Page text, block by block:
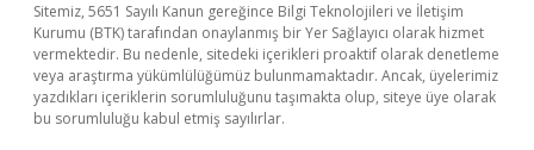
Sitemiz, 5651 Sayılı Kanun gereğince Bilgi Teknolojileri ve İletişim
Kurumu (BTK) tarafından onaylanmış bir Yer Sağlayıcı olarak hizmet
vermektedir. Bu nedenle, sitedeki içerikleri proaktif olarak denetleme
veya araştırma yükümlülüğümüz bulunmamaktadır. Ancak, üyelerimiz
yazdıkları içeriklerin sorumluluğunu taşımakta olup, siteye üye olarak
bu sorumluluğu kabul etmiş sayılırlar.